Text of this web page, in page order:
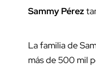
Sammy Pérez
La familia de
más de 500 mil